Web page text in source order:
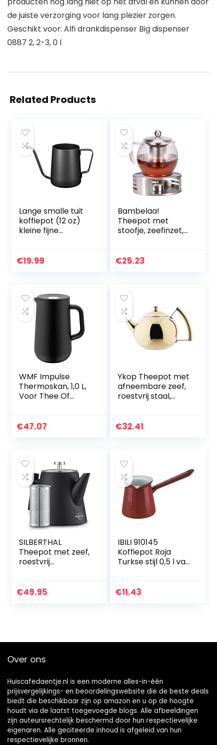
de juiste verzorging voor lang plezier zorgen.
Geschikt voor: Alfi drankdispenser Big dispenser
0887 2, 2-3, 0 l
Related Products
Lange smalle tuit
koffiepot (12 oz)
kleine fijne
druppelkoffiepot
€19.99
Bambelaa!
Theepot met
stoofje, zeefinzet,
theezeef, kan,
€25.23
WMF Impulse
Thermoskan, 1,0 L,
Voor Thee Of
Uur Koud En Warm,
€47.07
Ykop Theepot met
afneembare zeef,
roestvrij staal,
theezeef voor
€32.41
SILBERTHAL
Theepot met zeef,
roestvrij
zwart
€49.95
IBILI 910145
Koffiepot Roja
Turkse stijl 0,5 l van
cm
€11.43
Over ons
Huiscafedaentje.nl is een moderne alles-in-één
prijsvergelijkings- en beoordelingswebsite die de beste deals
biedt die beschikbaar zijn op amazon en u op de hoogte
houdt via de laatst toegevoegde blogs. Alle afbeeldingen
zijn auteursrechtelijk beschermd door hun respectievelijke
eigenaren. Alle geciteerde inhoud is afgeleid van hun
respectievelijke bronnen.